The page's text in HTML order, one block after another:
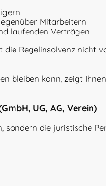
Mitarbeitern
laufenden Verträgen
die Regelinsolvenz nicht
bleiben kann, zeigt
UG, AG, Verein)
die juristische